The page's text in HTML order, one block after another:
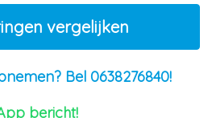
vergelijken
Bel 0638276840!
bericht!